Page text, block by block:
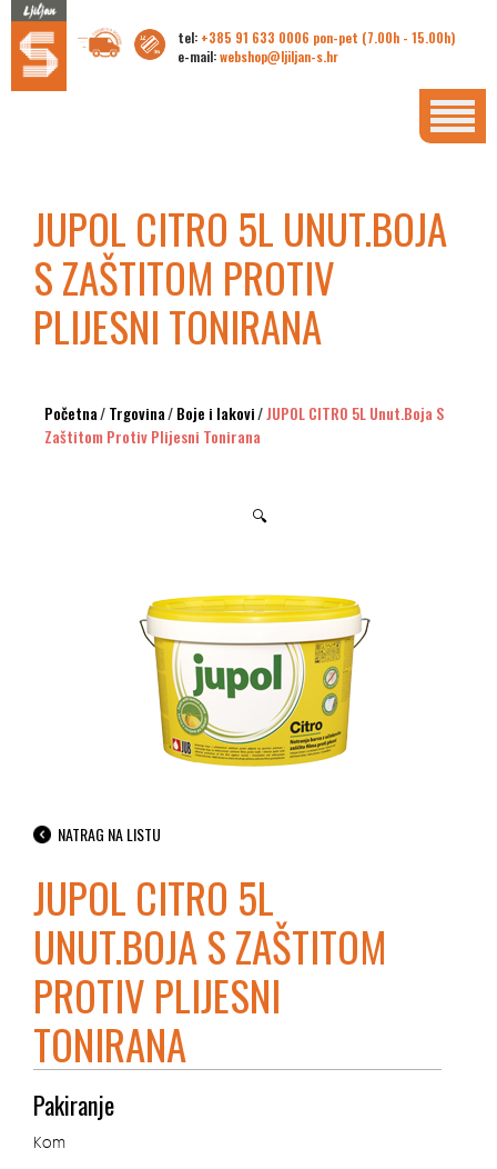
tel: +385 91 633 0006 pon-pet (7.00h - 15.00h)
e-mail:webshop@ljiljan-s.hr
JUPOL CITRO 5L UNUT.BOJA
S ZAŠTITOM PROTIV
PLIJESNI TONIRANA
Početna/Trgovina/Boje i lakovi/JUPOL CITRO 5L Unut.boja S
Zaštitom Protiv Plijesni Tonirana
🔍
NATRAG NA LISTU
JUPOL CITRO 5L
UNUT.BOJA S ZAŠTITOM
PROTIV PLIJESNI
TONIRANA
Pakiranje
Kom